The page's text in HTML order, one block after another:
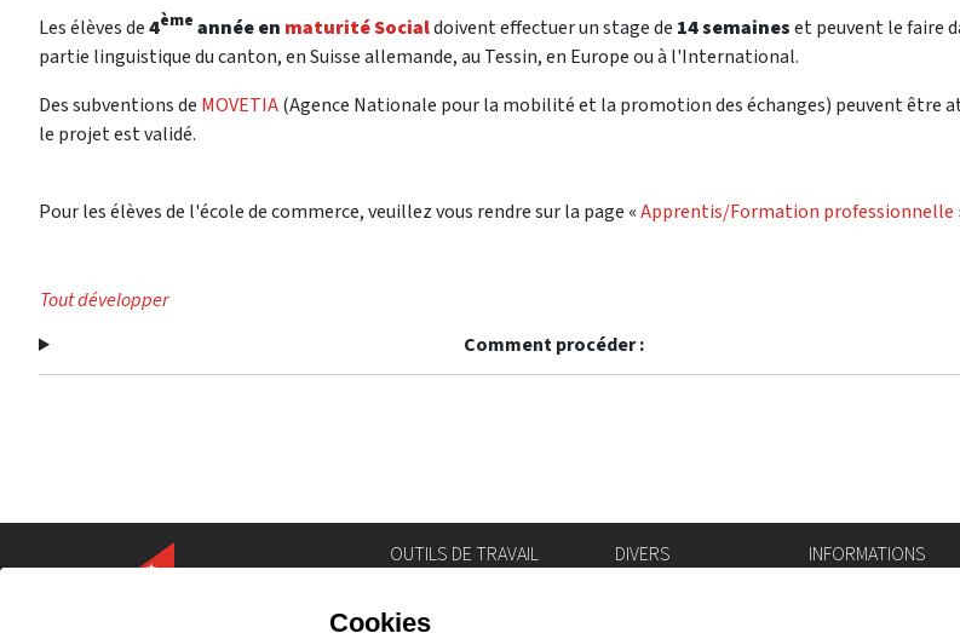
Les élèves de4ème année en maturité Socialdoivent effectuer un stage de 14 semaineset peuvent le faire
partie linguistique du canton, en Suisse allemande, au Tessin, en Europe ou à l'International.
Des subventions de MOVETIA(Agence Nationale pour la mobilité et la promotion des échanges) peuvent être
le projet est validé.
Pour les élèves de l'école de commerce, veuillez vous rendre sur la page «Apprentis/Formation professionnelle
Tout développer
Comment procéder :
OUTILS DE TRAVAIL
Géoportail
DIVERS
INFORMATIONS